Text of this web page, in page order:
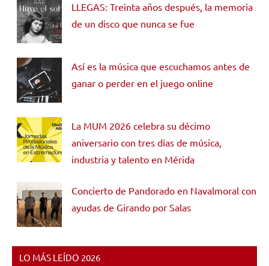
LLEGAS: Treinta años después, la memoria
de un disco que nunca se fue
Así es la música que escuchamos antes de
ganar o perder en el juego online
La MUM 2026 celebra su décimo
aniversario con tres días de música,
industria y talento en Mérida
Concierto de Pandorado en Navalmoral con
ayudas de Girando por Salas
LO MÁS LEÍDO 2026